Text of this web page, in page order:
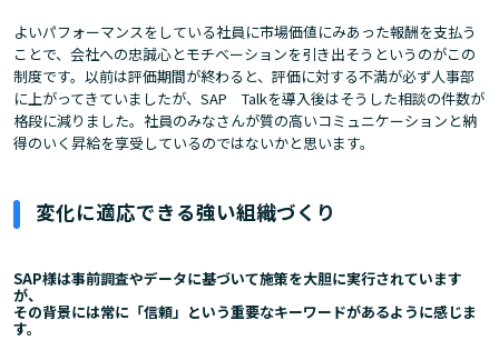
よいパフォーマンスをしている社員に市場価値にみあった報酬を支払う
ことで、会社への忠誠心とモチベーションを引き出そうというのがこの
制度です。以前は評価期間が終わると、評価に対する不満が必ず人事部
に上がってきていましたが、SAP Talkを導入後はそうした相談の件数が
格段に減りました。社員のみなさんが質の高いコミュニケーションと納
得のいく昇給を享受しているのではないかと思います。
変化に適応できる強い組織づくり
SAP様は事前調査やデータに基づいて施策を大胆に実行されています
が、
その背景には常に「信頼」という重要なキーワードがあるように感じま
す。